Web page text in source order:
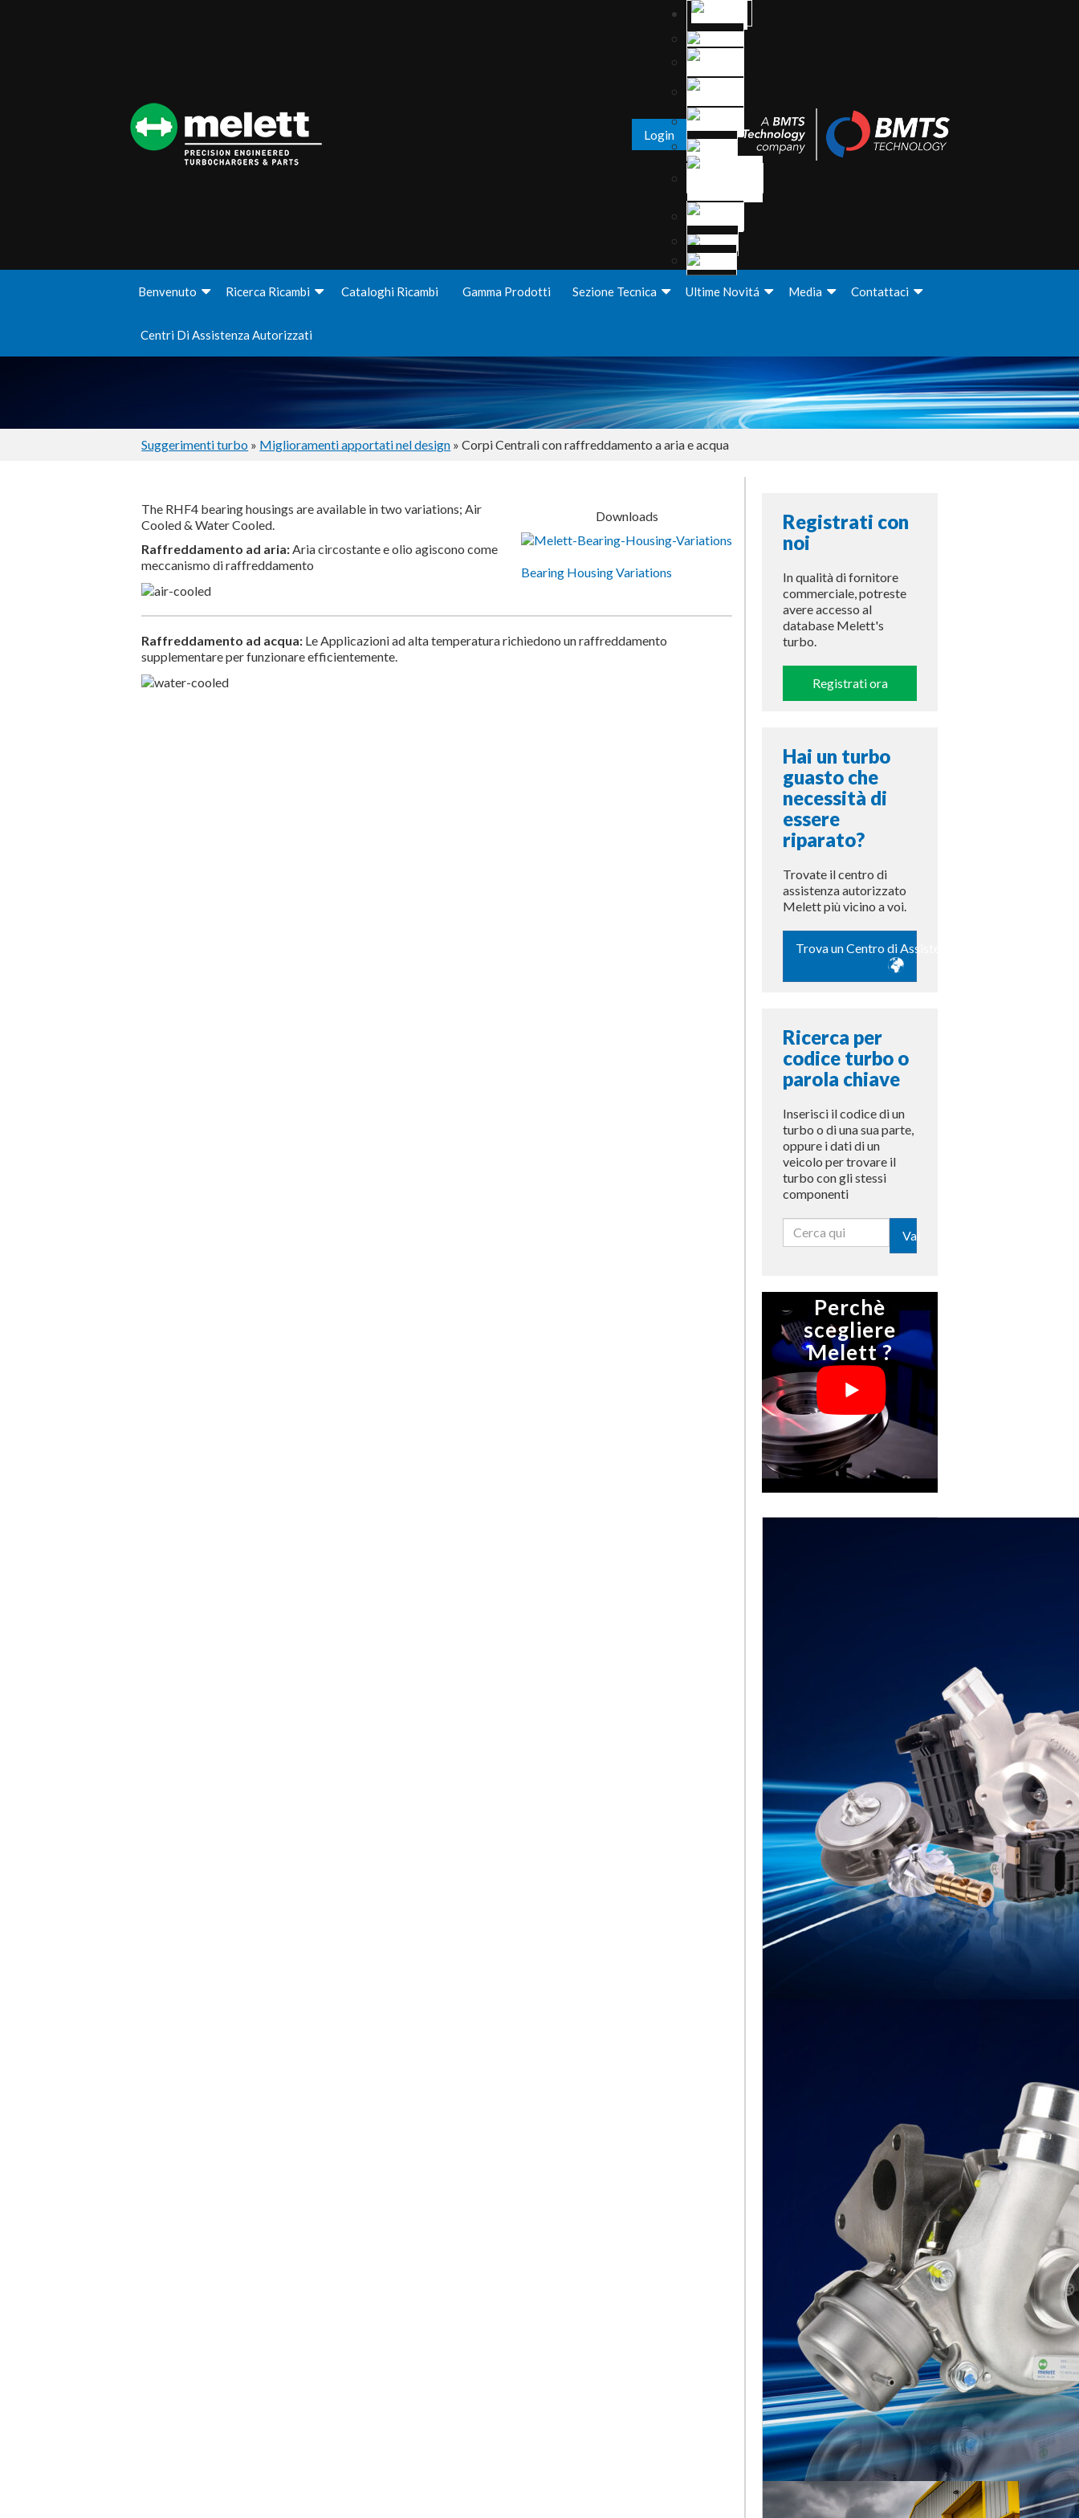
Login
Benvenuto Ricerca Ricambi Cataloghi Ricambi Gamma Prodotti Sezione Tecnica Ultime Novitá Media Contattaci
Centri Di Assistenza Autorizzati
Suggerimenti turbo » Miglioramenti apportati nel design » Corpi Centrali con raffreddamento a aria e acqua
Downloads
Bearing Housing Variations
The RHF4 bearing housings are available in two variations; Air
Cooled & Water Cooled.
Raffreddamento ad aria: Aria circostante e olio agiscono come
meccanismo di raffreddamento
Raffreddamento ad acqua: Le Applicazioni ad alta temperatura richiedono un raffreddamento
supplementare per funzionare efficientemente.
Registrati con
noi
In qualità di fornitore
commerciale, potreste
avere accesso al
database Melett's
turbo.
Registrati ora
Hai un turbo
guasto che
necessità di
essere
riparato?
Trovate il centro di
assistenza autorizzato
Melett più vicino a voi.
Trova un Centro di Assistenza
Ricerca per
codice turbo o
parola chiave
Inserisci il codice di un
turbo o di una sua parte,
oppure i dati di un
veicolo per trovare il
turbo con gli stessi
componenti
Vai
Perchè
scegliere
Melett ?
Melett esporrà al
fianco di BMTS ad
Automechanika
2026 di
Francoforte
width="5/6"]Melett torna
ad Automechanika di
Francoforte nel 2026 e, per
la prima volta dalla sua
recente acquisiz
Leggi di più… ...